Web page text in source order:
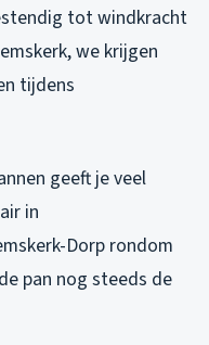
tot windkracht
we krijgen
tijdens
geeft je veel
in
Dorp rondom
pan nog steeds de